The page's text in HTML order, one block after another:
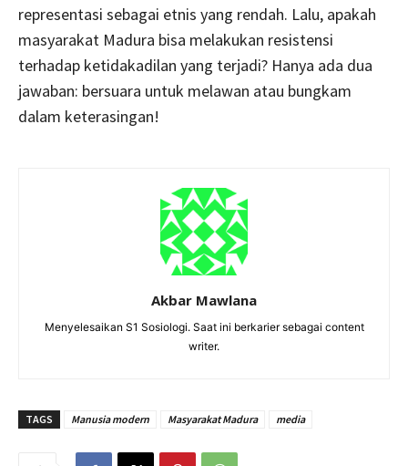
representasi sebagai etnis yang rendah. Lalu, apakah
masyarakat Madura bisa melakukan resistensi
terhadap ketidakadilan yang terjadi? Hanya ada dua
jawaban: bersuara untuk melawan atau bungkam
dalam keterasingan!
Akbar Mawlana
Menyelesaikan S1 Sosiologi. Saat ini berkarier sebagai content
writer.
TAGS Manusia modern Masyarakat Madura media